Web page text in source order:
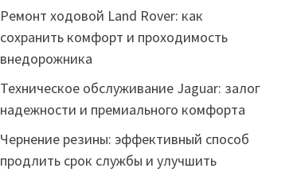
Ремонт ходовой Land Rover: как
сохранить комфорт и проходимость
внедорожника
Техническое обслуживание Jaguar: залог
надежности и премиального комфорта
Чернение резины: эффективный способ
продлить срок службы и улучшить